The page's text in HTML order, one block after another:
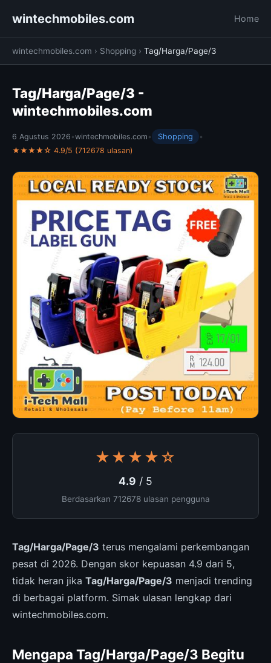
wintechmobiles.com Home
wintechmobiles.com › Shopping › Tag/Harga/Page/3
Tag/Harga/Page/3 -
wintechmobiles.com
6 Agustus 2026 •wintechmobiles.com • Shopping
•
★★★★☆ 4.9/5 (712678 ulasan)
★★★★☆
4.9 / 5
Berdasarkan 712678 ulasan pengguna
Tag/Harga/Page/3 terus mengalami perkembangan
pesat di 2026. Dengan skor kepuasan 4.9 dari 5,
tidak heran jika Tag/Harga/Page/3 menjadi trending
di berbagai platform. Simak ulasan lengkap dari
wintechmobiles.com.
Mengapa Tag/Harga/Page/3 Begitu